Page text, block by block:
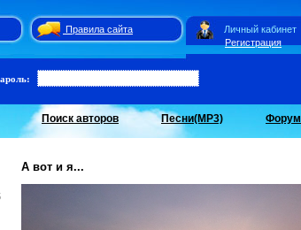
Правила сайта
Регистрация
Личный кабинет
Поиск авторов Песни(MP3) Форум
А вот и я...